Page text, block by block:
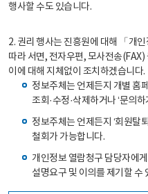
행사할 수도 있습니다.
2. 권리 행사는 진흥원에 대해 「개
따라 서면, 전자우편, 모사전송
이에 대해 지체없이 조치하겠습니다.
정보주체는 언제든지 개별 홈
조회·수정·삭제하거나 ‘문의
정보주체는 언제든지 ‘회원탈
철회가 가능합니다.
개인정보 열람청구 담당자에
설명요구 및 이의를 제기할 수